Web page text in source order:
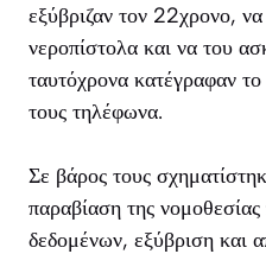
εξύβριζαν τον 22χρονο,
νεροπίστολα και να του
ταυτόχρονα κατέγραφαν
τους τηλέφωνα.
Σε βάρος τους
παραβίαση της
δεδομένων, εξύβριση και